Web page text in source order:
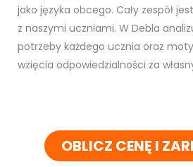
jako języka obcego. Cały zespół
z naszymi uczniami. W Debla
potrzeby każdego ucznia oraz
wzięcia odpowiedzialności za
OBLICZ CENĘ I